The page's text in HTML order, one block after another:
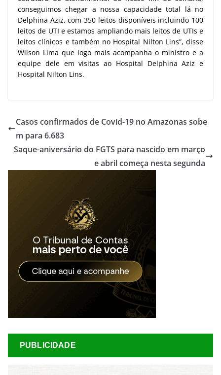
conseguimos chegar a nossa capacidade total lá no
Delphina Aziz, com 350 leitos disponíveis incluindo 100
leitos de UTI e estamos ampliando mais leitos de UTIs e
leitos clínicos e também no Hospital Nilton Lins”, disse
Wilson Lima que logo mais acompanha o ministro e a
equipe dele em visitas ao Hospital Delphina Aziz e
Hospital Nilton Lins.
Casos confirmados de Covid-19 no Amazonas sobe
m para 6.683
Saque-aniversário do FGTS para nascido em março
e abril começa nesta segunda
PUBLICIDADE